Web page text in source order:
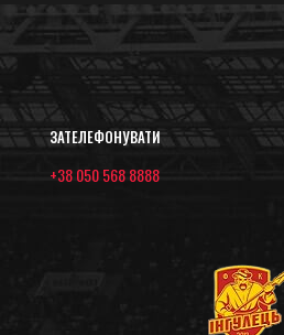
ЗАТЕЛЕФОНУВАТИ
+38 050 568 8888